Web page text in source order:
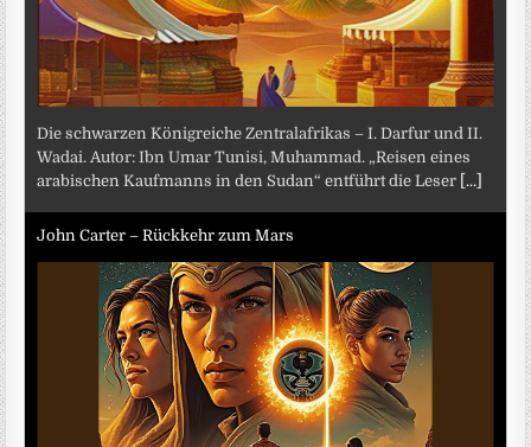
Die schwarzen Königreiche Zentralafrikas – I. Darfur und II.
Wadai. Autor: Ibn Umar Tunisi, Muhammad. „Reisen eines
arabischen Kaufmanns in den Sudan“ entführt die Leser [...]
John Carter – Rückkehr zum Mars